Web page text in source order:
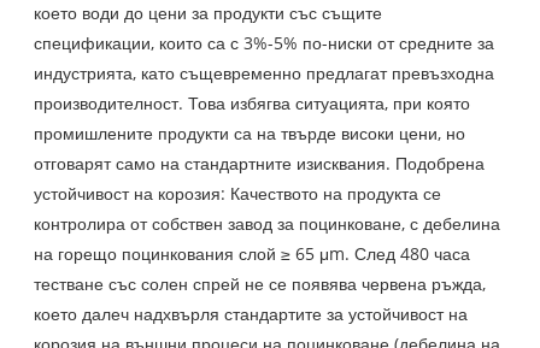
което води до цени за продукти със същите
спецификации, които са с 3%-5% по-ниски от средните за
индустрията, като същевременно предлагат превъзходна
производителност. Това избягва ситуацията, при която
промишлените продукти са на твърде високи цени, но
отговарят само на стандартните изисквания. Подобрена
устойчивост на корозия: Качеството на продукта се
контролира от собствен завод за поцинковане, с дебелина
на горещо поцинкования слой ≥ 65 μm. След 480 часа
тестване със солен спрей не се появява червена ръжда,
което далеч надхвърля стандартите за устойчивост на